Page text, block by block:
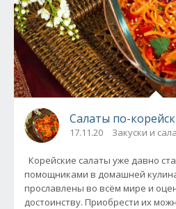
Салаты по-
17.11.20 Закуски и
Корейские салаты уже давно
помощниками в домашней
прославлены во всём мире и
достоинству. Приобрести их